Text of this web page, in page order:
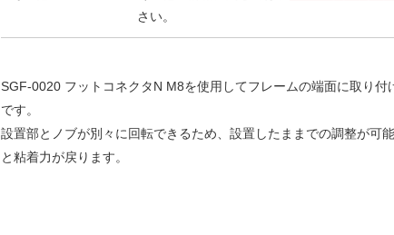
さい。
SGF-0020 フットコネクタN M8を使用してフレームの端面に取り付
です。
設置部とノブが別々に回転できるため、設置したままでの調整が可
と粘着力が戻ります。